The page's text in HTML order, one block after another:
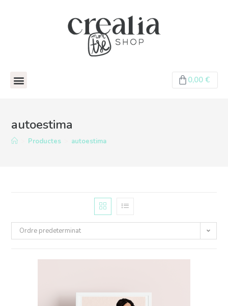
0,00 €
autoestima
Productes autoestima
Ordre predeterminat